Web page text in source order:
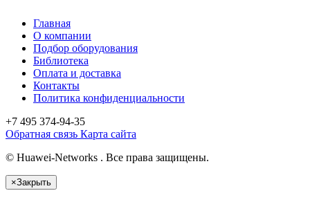
Главная
О компании
Подбор оборудования
Библиотека
Оплата и доставка
Контакты
Политика конфиденциальности
+7 495 374-94-35
Обратная связь Карта сайта
© Huawei-Networks . Все права защищены.
×Закрыть